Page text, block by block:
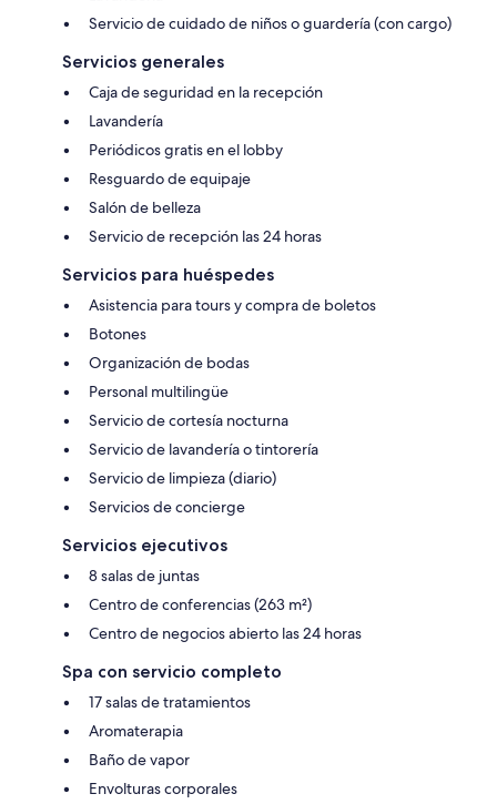
Servicio de cuidado de niños o guardería (con cargo)
Servicios generales
Caja de seguridad en la recepción
Lavandería
Periódicos gratis en el lobby
Resguardo de equipaje
Salón de belleza
Servicio de recepción las 24 horas
Servicios para huéspedes
Asistencia para tours y compra de boletos
Botones
Organización de bodas
Personal multilingüe
Servicio de cortesía nocturna
Servicio de lavandería o tintorería
Servicio de limpieza (diario)
Servicios de concierge
Servicios ejecutivos
8 salas de juntas
Centro de conferencias (263 m²)
Centro de negocios abierto las 24 horas
Spa con servicio completo
17 salas de tratamientos
Aromaterapia
Baño de vapor
Envolturas corporales